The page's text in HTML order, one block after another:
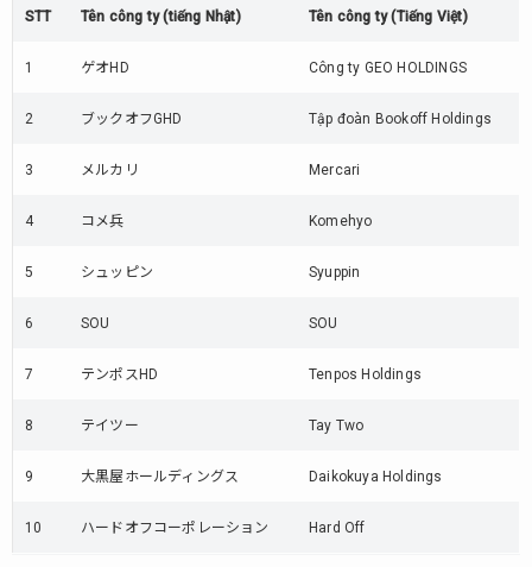
STT Tên công ty (tiếng Nhật) Tên công ty (Tiếng Việt)
1 ゲオHD Công ty GEO HOLDINGS
2 ブックオフGHD Tập đoàn Bookoff Holdings
3 メルカリ Mercari
4 コメ兵 Komehyo
5 シュッピン Syuppin
6 SOU SOU
7 テンポスHD Tenpos Holdings
8 テイツー Tay Two
9 大黒屋ホールディングス Daikokuya Holdings
10 ハードオフコーポレーション Hard Off